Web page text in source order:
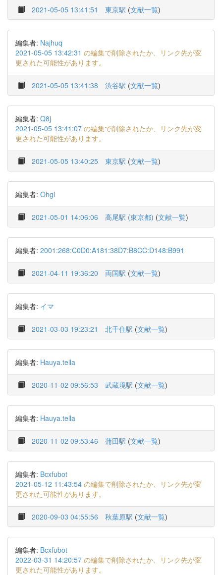
2021-05-05 13:41:51 東京駅 (文献一覧)
編集者: Najhuq
2021-05-05 13:42:31 の編集で削除されたか、リンク先が変
更された可能性があります。
2021-05-05 13:41:38 渋谷駅 (文献一覧)
編集者: Q8j
2021-05-05 13:41:07 の編集で削除されたか、リンク先が変
更された可能性があります。
2021-05-05 13:40:25 東京駅 (文献一覧)
編集者: Ohgi
2021-05-01 14:06:06 高尾駅 (東京都) (文献一覧)
編集者: 2001:268:C0D0:A181:38D7:B8CC:D148:B991
2021-04-11 19:36:20 両国駅 (文献一覧)
編集者: イマ
2021-03-03 19:23:21 北千住駅 (文献一覧)
編集者: Hauya.tella
2020-11-02 09:56:53 武蔵境駅 (文献一覧)
編集者: Hauya.tella
2020-11-02 09:53:46 蒲田駅 (文献一覧)
編集者: Bcxfubot
2021-05-12 11:43:54 の編集で削除されたか、リンク先が変
更された可能性があります。
2020-09-03 04:55:56 秋葉原駅 (文献一覧)
編集者: Bcxfubot
2022-03-31 14:20:57 の編集で削除されたか、リンク先が変
更された可能性があります。